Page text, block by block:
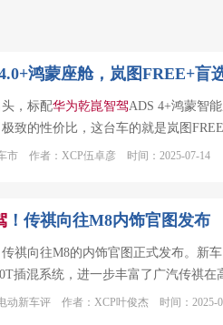
鸿蒙座舱，岚图FREE+盲
，标配华为乾崑智驾ADS 4+鸿蒙智
致的性价比，这台车的就是岚图
市 作者：XCP伍卓彦 时间：2025-07-14
！传祺向往M8内饰官图发布
传祺向往M8的内饰官图正式发布。新
插混系统，进一步丰富了广汽传祺
动新车评 作者：XCP叶俊杰 时间：2025-